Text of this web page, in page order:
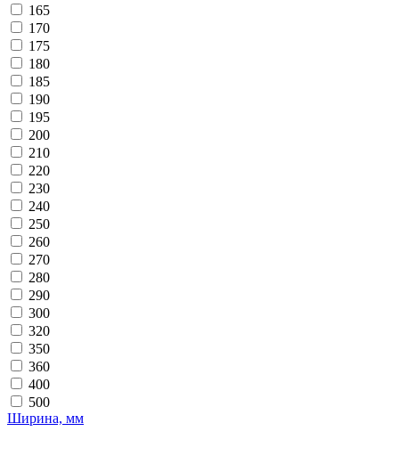
165
170
175
180
185
190
195
200
210
220
230
240
250
260
270
280
290
300
320
350
360
400
500
Ширина, мм